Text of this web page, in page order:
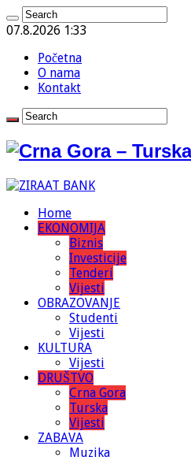
07.8.2026 1:33
Početna
O nama
Kontakt
Home
EKONOMIJA
Biznis
Investicije
Tenderi
Vijesti
OBRAZOVANJE
Studenti
Vijesti
KULTURA
Vijesti
DRUŠTVO
Crna Gora
Turska
Vijesti
ZABAVA
Muzika